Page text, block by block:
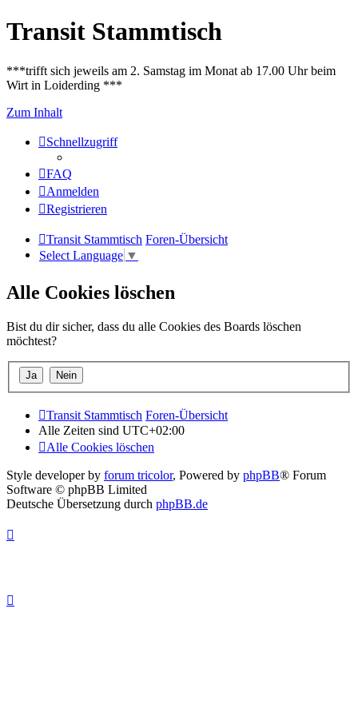
Transit Stammtisch
***trifft sich jeweils am 2. Samstag im Monat ab 17.00 Uhr beim
Wirt in Loiderding ***
Zum Inhalt
Schnellzugriff
FAQ
Anmelden
Registrieren
Transit Stammtisch Foren-Übersicht
Select Language ▼
Alle Cookies löschen
Bist du dir sicher, dass du alle Cookies des Boards löschen
möchtest?
Transit Stammtisch Foren-Übersicht
Alle Zeiten sind UTC+02:00
Alle Cookies löschen
Style developer by forum tricolor, Powered by phpBB® Forum
Software © phpBB Limited
Deutsche Übersetzung durch phpBB.de